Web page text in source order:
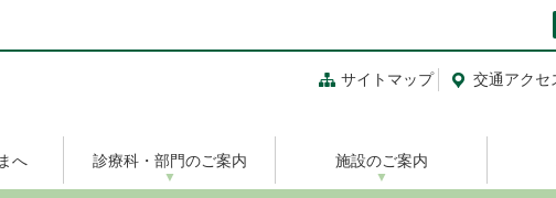
サイトマップ 交通アクセ
へ 診療科・部門のご案内 施設のご案内